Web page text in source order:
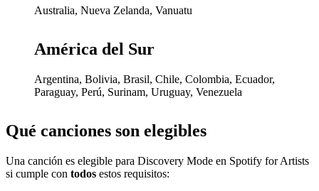
Australia, Nueva Zelanda, Vanuatu
América del Sur
Argentina, Bolivia, Brasil, Chile, Colombia, Ecuador,
Paraguay, Perú, Surinam, Uruguay, Venezuela
Qué canciones son elegibles
Una canción es elegible para Discovery Mode en Spotify for Artists
si cumple con todos estos requisitos: